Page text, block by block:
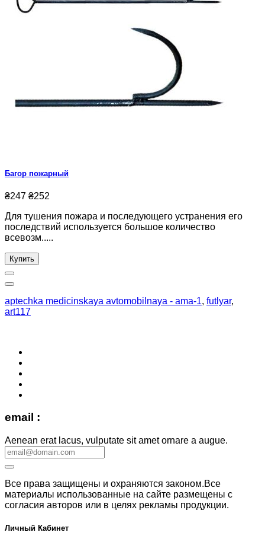
Багор пожарный
₴247 ₴252
Для тушения пожара и последующего устранения его
последствий используется большое количество
всевозм.....
Купить
aptechka medicinskaya avtomobilnaya - ama-1, futlyar,
art117
email :
Aenean erat lacus, vulputate sit amet ornare a augue.
Все права защищены и охраняются законом.Все
материалы использованные на сайте размещены с
согласия авторов или в целях рекламы продукции.
Личный Кабинет